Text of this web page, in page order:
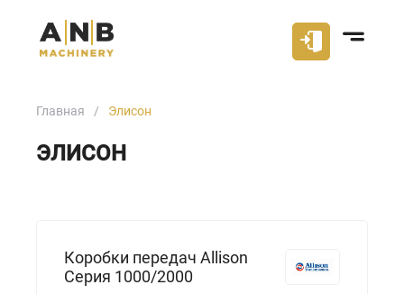
Главная Элисон
ЭЛИСОН
Коробки передач Allison
Серия 1000/2000